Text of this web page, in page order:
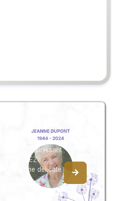
en réunissant
pour une délicate